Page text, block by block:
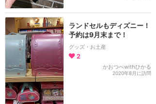
ランドセルもディズニー！
予約は9月末まで！
グッズ・お土産
2
かおつぺwithひかる
2020年8月に訪問